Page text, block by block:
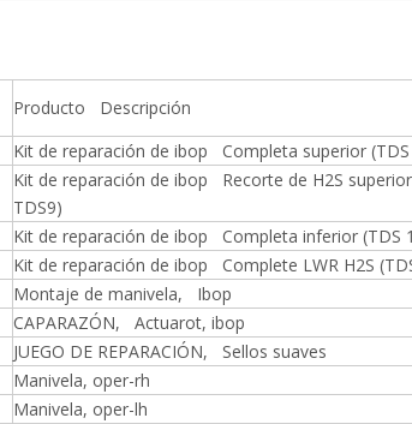
Producto Descripción
Kit de reparación de ibop Completa superior (TDS
Kit de reparación de ibop Recorte de H2S
TDS9)
Kit de reparación de ibop Completa inferior (TDS
Kit de reparación de ibop Complete LWR H2S
Montaje de manivela, Ibop
CAPARAZÓN, Actuarot, ibop
JUEGO DE REPARACIÓN, Sellos suaves
Manivela, oper-rh
Manivela, oper-lh